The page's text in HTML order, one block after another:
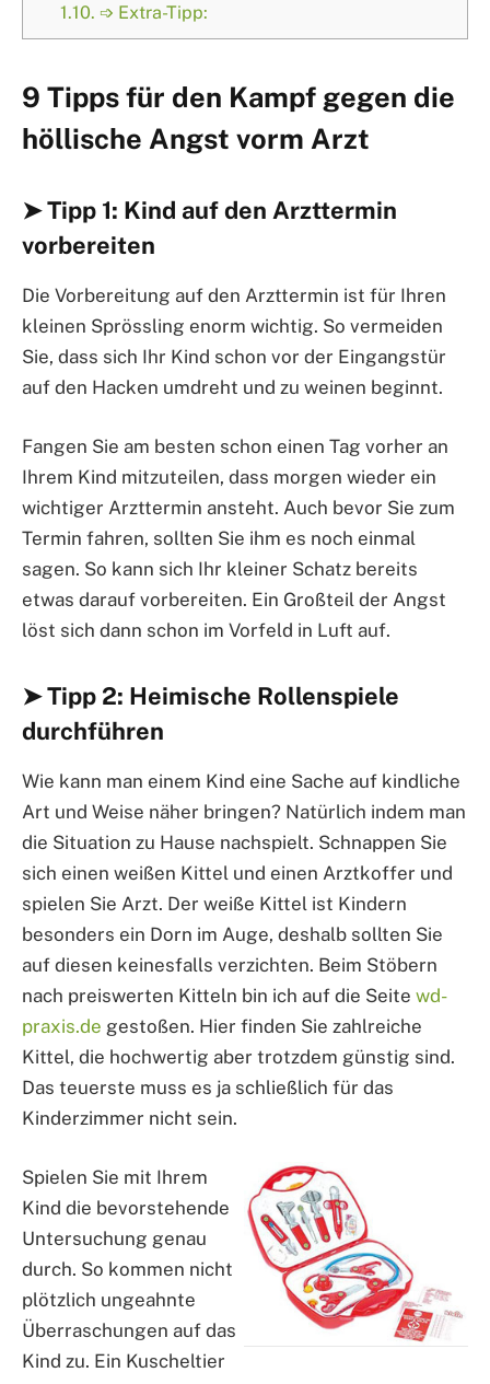
1.10. ➩ Extra-Tipp:
9 Tipps für den Kampf gegen die
höllische Angst vorm Arzt
➤ Tipp 1: Kind auf den Arzttermin
vorbereiten
Die Vorbereitung auf den Arzttermin ist für Ihren
kleinen Sprössling enorm wichtig. So vermeiden
Sie, dass sich Ihr Kind schon vor der Eingangstür
auf den Hacken umdreht und zu weinen beginnt.
Fangen Sie am besten schon einen Tag vorher an
Ihrem Kind mitzuteilen, dass morgen wieder ein
wichtiger Arzttermin ansteht. Auch bevor Sie zum
Termin fahren, sollten Sie ihm es noch einmal
sagen. So kann sich Ihr kleiner Schatz bereits
etwas darauf vorbereiten. Ein Großteil der Angst
löst sich dann schon im Vorfeld in Luft auf.
➤ Tipp 2: Heimische Rollenspiele
durchführen
Wie kann man einem Kind eine Sache auf kindliche
Art und Weise näher bringen? Natürlich indem man
die Situation zu Hause nachspielt. Schnappen Sie
sich einen weißen Kittel und einen Arztkoffer und
spielen Sie Arzt. Der weiße Kittel ist Kindern
besonders ein Dorn im Auge, deshalb sollten Sie
auf diesen keinesfalls verzichten. Beim Stöbern
nach preiswerten Kitteln bin ich auf die Seite wd-
praxis.de gestoßen. Hier finden Sie zahlreiche
Kittel, die hochwertig aber trotzdem günstig sind.
Das teuerste muss es ja schließlich für das
Kinderzimmer nicht sein.
Spielen Sie mit Ihrem
Kind die bevorstehende
Untersuchung genau
durch. So kommen nicht
plötzlich ungeahnte
Überraschungen auf das
Kind zu. Ein Kuscheltier